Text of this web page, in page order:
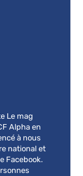
Le mag
Alpha en
à nous
national et
Facebook.